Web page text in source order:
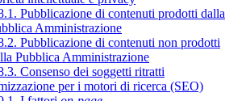
Pubblicazione di contenuti prodotti dalla
Amministrazione
Pubblicazione di contenuti non prodotti
Pubblica Amministrazione
Consenso dei soggetti ritratti
per i motori di ricerca (SEO)